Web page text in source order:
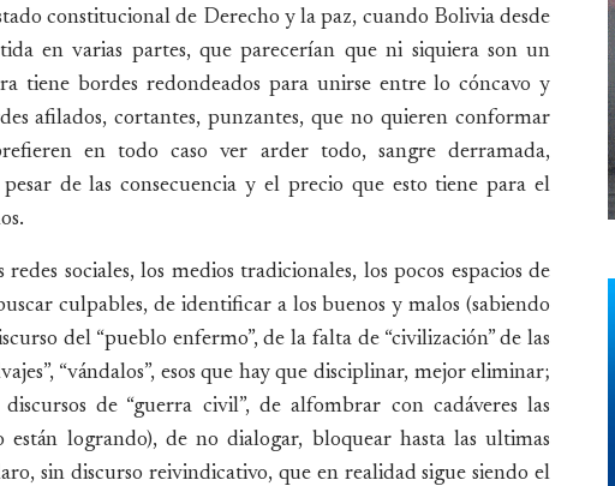
constitucional de Derecho y la paz, cuando Bolivia desde
en varias partes, que parecerían que ni siquiera son un
tiene bordes redondeados para unirse entre lo cóncavo y
afilados, cortantes, punzantes, que no quieren conformar
en todo caso ver arder todo, sangre derramada,
de las consecuencia y el precio que esto tiene para el
sociales, los medios tradicionales, los pocos espacios de
culpables, de identificar a los buenos y malos (sabiendo
del “pueblo enfermo”, de la falta de “civilización” de las
“vándalos”, esos que hay que disciplinar, mejor eliminar;
de “guerra civil”, de alfombrar con cadáveres las
están logrando), de no dialogar, bloquear hasta las ultimas
sin discurso reivindicativo, que en realidad sigue siendo el